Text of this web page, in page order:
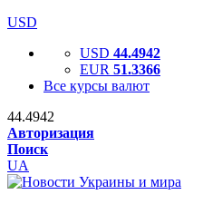
USD
USD 44.4942
EUR 51.3366
Все курсы валют
44.4942
Авторизация
Поиск
UA